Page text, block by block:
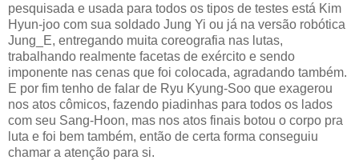
pesquisada e usada para todos os tipos de testes está Kim
Hyun-joo com sua soldado Jung Yi ou já na versão robótica
Jung_E, entregando muita coreografia nas lutas,
trabalhando realmente facetas de exército e sendo
imponente nas cenas que foi colocada, agradando também.
E por fim tenho de falar de Ryu Kyung-Soo que exagerou
nos atos cômicos, fazendo piadinhas para todos os lados
com seu Sang-Hoon, mas nos atos finais botou o corpo pra
luta e foi bem também, então de certa forma conseguiu
chamar a atenção para si.